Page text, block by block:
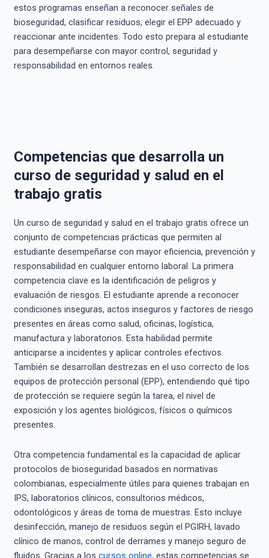
estos programas enseñan a reconocer señales de
bioseguridad, clasificar residuos, elegir el EPP adecuado y
reaccionar ante incidentes. Todo esto prepara al estudiante
para desempeñarse con mayor control, seguridad y
responsabilidad en entornos reales.
Competencias que desarrolla un
curso de seguridad y salud en el
trabajo gratis
Un curso de seguridad y salud en el trabajo gratis ofrece un
conjunto de competencias prácticas que permiten al
estudiante desempeñarse con mayor eficiencia, prevención y
responsabilidad en cualquier entorno laboral. La primera
competencia clave es la identificación de peligros y
evaluación de riesgos. El estudiante aprende a reconocer
condiciones inseguras, actos inseguros y factores de riesgo
presentes en áreas como salud, oficinas, logística,
manufactura y laboratorios. Esta habilidad permite
anticiparse a incidentes y aplicar controles efectivos.
También se desarrollan destrezas en el uso correcto de los
equipos de protección personal (EPP), entendiendo qué tipo
de protección se requiere según la tarea, el nivel de
exposición y los agentes biológicos, físicos o químicos
presentes.
Otra competencia fundamental es la capacidad de aplicar
protocolos de bioseguridad basados en normativas
colombianas, especialmente útiles para quienes trabajan en
IPS, laboratorios clínicos, consultorios médicos,
odontológicos y áreas de toma de muestras. Esto incluye
desinfección, manejo de residuos según el PGIRH, lavado
clínico de manos, control de derrames y manejo seguro de
fluidos. Gracias a los cursos online, estas competencias se